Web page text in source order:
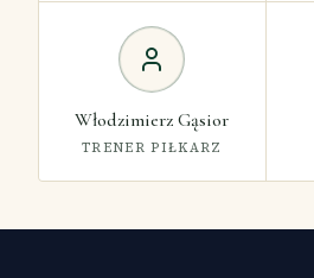
Włodzimierz Gąsior
TRENER PIŁKARZ